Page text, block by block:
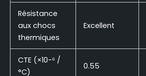
Résistance
aux chocs
thermiques
Excellent
CTE (×10-⁶ /
°C)
0.55